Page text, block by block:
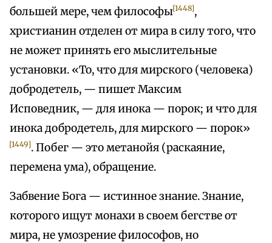
большей мере, чем философы[1448],
христианин отделен от мира в силу того, что
не может принять его мыслительные
установки. «То, что для мирского (человека)
добродетель, — пишет Максим
Исповедник, — для инока — порок; и что для
инока добродетель, для мирского — порок»
[1449]. Побег — это метанойя (раскаяние,
перемена ума), обращение.
Забвение Бога — истинное знание. Знание,
которого ищут монахи в своем бегстве от
мира, не умозрение философов, но